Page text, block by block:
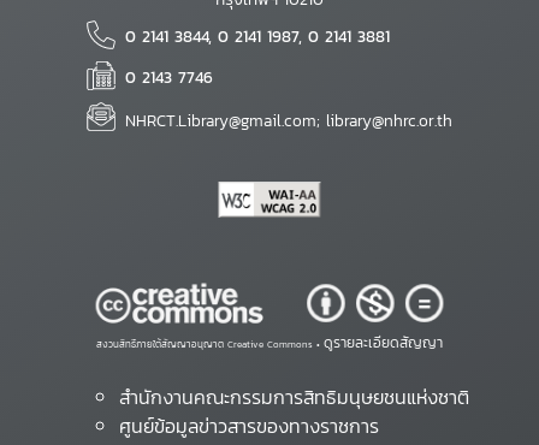
0 2141 3844, 0 2141 1987, 0 2141 3881
0 2143 7746
NHRCT.Library@gmail.com; library@nhrc.or.th
สงวนสิทธิ์ภายใต้สัญญาอนุญาต Creative Commons • ดูรายละเอียดสัญญา
สำนักงานคณะกรรมการสิทธิมนุษยชนแห่งชาติ
ศูนย์ข้อมูลข่าวสารของทางราชการ